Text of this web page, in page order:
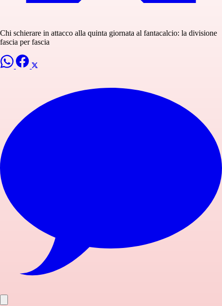
Chi schierare in attacco alla quinta giornata al fantacalcio: la divisione
fascia per fascia